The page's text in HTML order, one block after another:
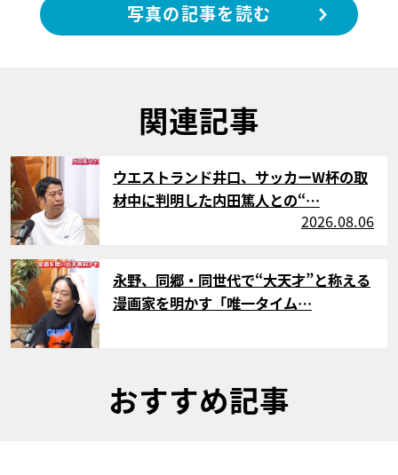
写真の記事を読む
関連記事
サムネイル
ウエストランド井口、サッカーW杯の取
材中に判明した内田篤人との“…
2026.08.06
サムネイル
永野、同郷・同世代で“大天才”と称える
漫画家を明かす「唯一タイム…
おすすめ記事